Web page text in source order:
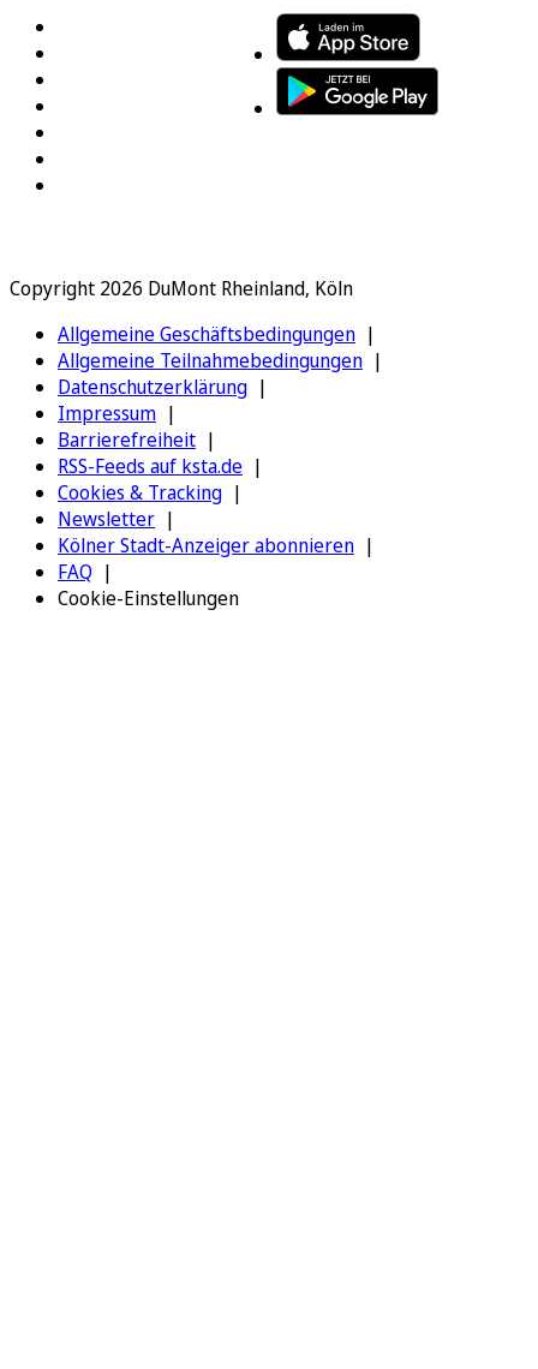
Copyright 2026 DuMont Rheinland, Köln
Allgemeine Geschäftsbedingungen
Allgemeine Teilnahmebedingungen
Datenschutzerklärung
Impressum
Barrierefreiheit
RSS-Feeds auf ksta.de
Cookies & Tracking
Newsletter
Kölner Stadt-Anzeiger abonnieren
FAQ
Cookie-Einstellungen